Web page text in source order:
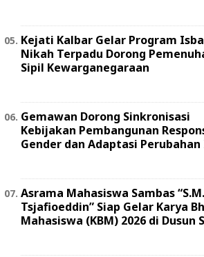
Kejati Kalbar Gelar Program
Nikah Terpadu Dorong
Sipil Kewarganegaraan
Gemawan Dorong Sinkronisasi
Kebijakan Pembangunan
Gender dan Adaptasi
Asrama Mahasiswa Sambas “S.M.
Tsjafioeddin” Siap Gelar Karya
Mahasiswa (KBM) 2026 di Dusun